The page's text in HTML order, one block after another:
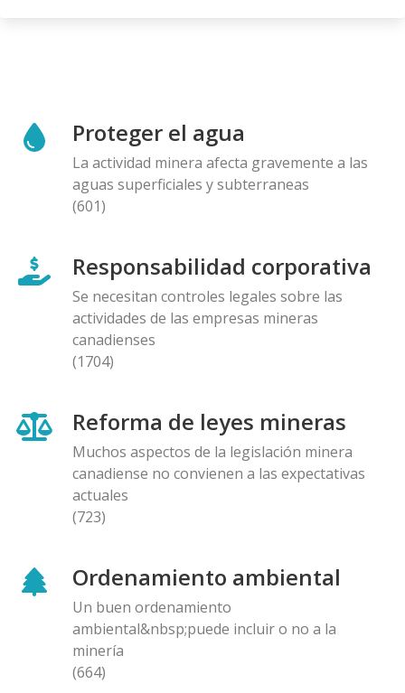
Proteger el agua
La actividad minera afecta gravemente a las
aguas superficiales y subterraneas
(601)
Responsabilidad corporativa
Se necesitan controles legales sobre las
actividades de las empresas mineras
canadienses
(1704)
Reforma de leyes mineras
Muchos aspectos de la legislación minera
canadiense no convienen a las expectativas
actuales
(723)
Ordenamiento ambiental
Un buen ordenamiento
ambiental&nbsp;puede incluir o no a la
minería
(664)